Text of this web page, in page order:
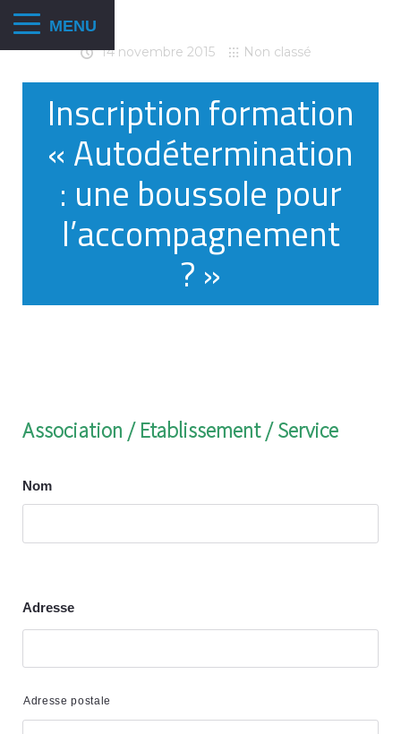
14 novembre 2015 Non classé
Inscription formation
« Autodétermination
: une boussole pour
l’accompagnement
? »
Association / Etablissement / Service
Nom
Adresse
Adresse postale